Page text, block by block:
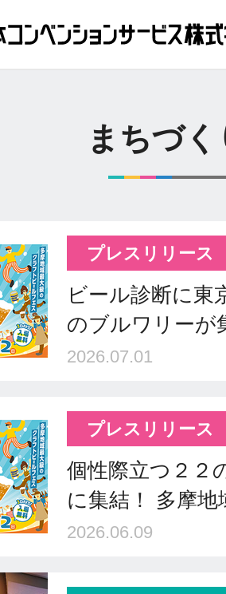
まちづく
プレスリリース
ビール診断に東
のブルワリー
2026.07.01
プレスリリース
個性際立つ２２
に集結！ 多摩
2026.06.09